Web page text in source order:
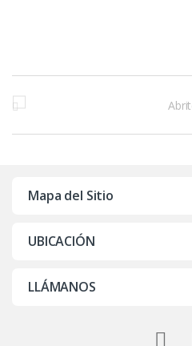
M
Mapa del Sitio
UBICACIÓN
LLÁMANOS